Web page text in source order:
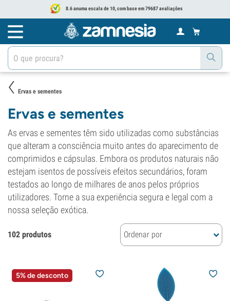
8.6 anuma escala de 10, com base em 79687 avaliações
Ervas e sementes
Ervas e sementes
As ervas e sementes têm sido utilizadas como substâncias
que alteram a consciência muito antes do aparecimento de
comprimidos e cápsulas. Embora os produtos naturais não
estejam isentos de possíveis efeitos secundários, foram
testados ao longo de milhares de anos pelos próprios
utilizadores. Torne a sua experiência segura e legal com a
nossa seleção exótica.
102 produtos Ordenar por
5% de desconto